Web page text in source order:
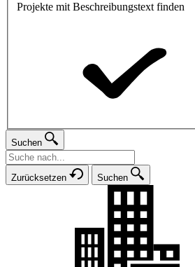
Projekte mit Beschreibungstext finden
Suchen
Zurücksetzen Suchen